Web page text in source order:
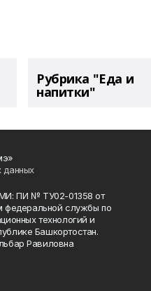
Рубрика "Еда и
напитки"
данных
ПИ № ТУ02-01358 от
федеральной службы по
технологий и
Башкортостан.
Равиловна